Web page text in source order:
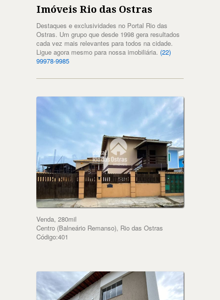
Imóveis Rio das Ostras
Destaques e exclusividades no Portal Rio das
Ostras. Um grupo que desde 1998 gera resultados
cada vez mais relevantes para todos na cidade.
Ligue agora mesmo para nossa imobiliária. (22)
99978-9985
Venda, 280mil
Centro (Balneário Remanso), Rio das Ostras
Código:401